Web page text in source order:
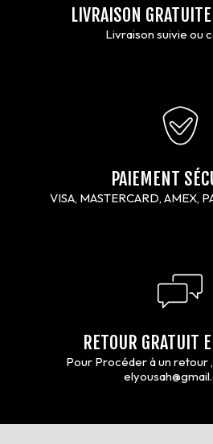
LIVRAISON
Livraison suivie ou
PAIEMENT
VISA, MASTERCARD, AMEX,
RETOUR GRATUIT
Pour Procéder à un retour